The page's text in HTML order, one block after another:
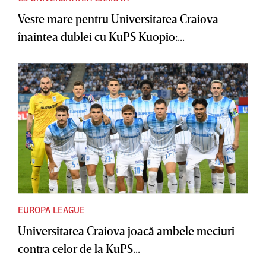
Veste mare pentru Universitatea Craiova
înaintea dublei cu KuPS Kuopio:...
EUROPA LEAGUE
Universitatea Craiova joacă ambele meciuri
contra celor de la KuPS...